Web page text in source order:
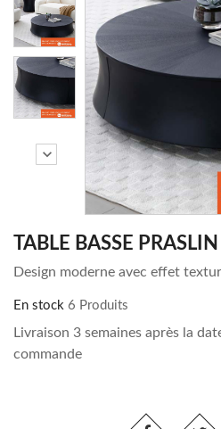
chevron_right
TABLE BASSE PRASLIN
Design moderne avec effet
En stock 6 Produits
Livraison 3 semaines après la
commande